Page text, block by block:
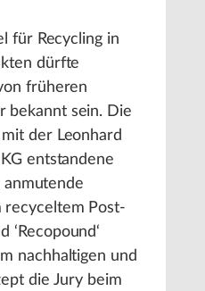
für Recycling in
dürfte
früheren
bekannt sein. Die
der Leonhard
entstandene
recyceltem Post-
‘Recopound‘
nachhaltigen und
die Jury beim